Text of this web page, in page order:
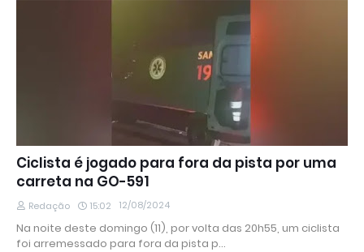
Ciclista é jogado para fora da pista por uma
carreta na GO-591
Redação 15:02 12/08/2024
Na noite deste domingo (11), por volta das 20h55, um ciclista
foi arremessado para fora da pista p…